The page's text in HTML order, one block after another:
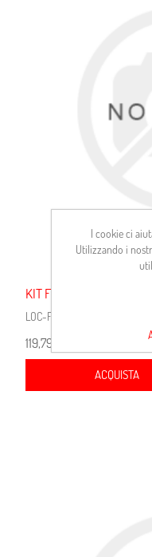
KIT FRENO POST.
LOC-FC203106
119,79 €
ACQUISTA
I cookie ci
Utilizzando i